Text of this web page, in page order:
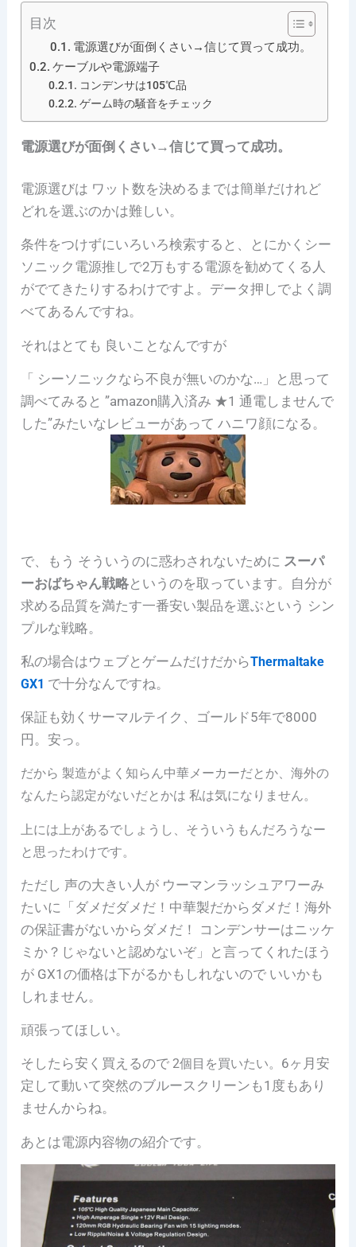
目次
電源選びが面倒くさい→信じて買って成功。
ケーブルや電源端子
コンデンサは105℃品
ゲーム時の騒音をチェック
電源選びが面倒くさい→信じて買って成功。
電源選びは ワット数を決めるまでは簡単だけれど
どれを選ぶのかは難しい。
条件をつけずにいろいろ検索すると、とにかくシー
ソニック電源推しで2万もする電源を勧めてくる人
がでてきたりするわけですよ。データ押しでよく調
べてあるんですね。
それはとても 良いことなんですが
「 シーソニックなら不良が無いのかな…」と思って
調べてみると ”amazon購入済み ★1 通電しませんで
した”みたいなレビューがあって ハニワ顔になる。
で、もう そういうのに惑わされないために スーパ
ーおばちゃん戦略というのを取っています。自分が
求める品質を満たす一番安い製品を選ぶという シン
プルな戦略。
私の場合はウェブとゲームだけだからThermaltake
GX1 で十分なんですね。
保証も効くサーマルテイク、ゴールド5年で8000
円。安っ。
だから 製造がよく知らん中華メーカーだとか、海外の
なんたら認定がないだとかは 私は気になりません。
上には上があるでしょうし、そういうもんだろうなー
と思ったわけです。
ただし 声の大きい人が ウーマンラッシュアワーみ
たいに「ダメだダメだ！中華製だからダメだ！海外
の保証書がないからダメだ！ コンデンサーはニッケ
ミか？じゃないと認めないぞ」と言ってくれたほう
が GX1の価格は下がるかもしれないので いいかも
しれません。
頑張ってほしい。
そしたら安く買えるので2個目を買いたい。 6ヶ月安
定して動いて突然のブルースクリーンも1度もあり
ませんからね。
あとは電源内容物の紹介です。